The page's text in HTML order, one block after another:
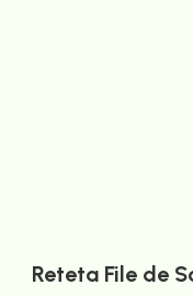
Reteta File de